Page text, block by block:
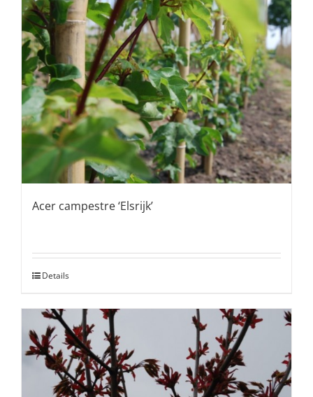
Acer campestre ‘Elsrijk’
Details